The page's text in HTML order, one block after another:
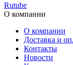
Rutube
О компании
О компании
Доставка и
Контакты
Новости